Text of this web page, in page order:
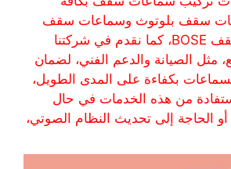
سقف بلوتوث وسماعات سقف
JPL وسماعات سقف BOSE، كما نقدم في شركتنا
مثل الصيانة والدعم الفني، لضمان
بكفاءة على المدى الطويل،
من هذه الخدمات في حال
الحاجة إلى تحديث النظام الصوتي،